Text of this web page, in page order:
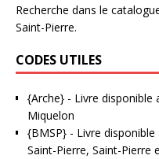
Recherche dans le
Saint-Pierre.
CODES UTILES
{Arche} - Livre disponible
Miquelon
{BMSP} - Livre
Saint-Pierre, Saint-Pierre